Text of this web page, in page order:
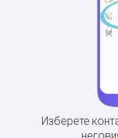
Изберете